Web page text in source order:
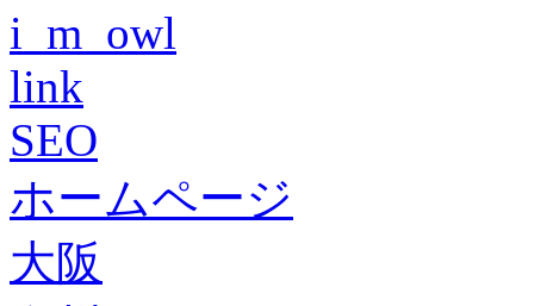
i_m_owl
link
SEO
ホームページ
大阪